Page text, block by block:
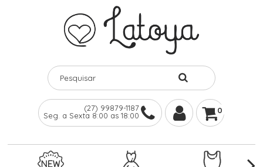
(27) 99879-1187
Seg. a Sexta 8:00 as 18:00
0